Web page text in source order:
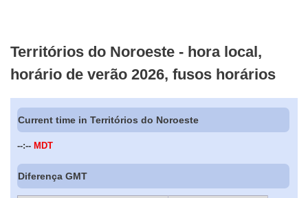
Territórios do Noroeste - hora local,
horário de verão 2026, fusos horários
Current time in Territórios do Noroeste
--:-- MDT
Diferença GMT